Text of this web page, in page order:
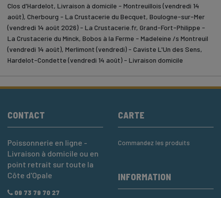
Clos d'Hardelot, Livraison à domicile - Montreuillois (vendredi 14
août), Cherbourg - La Crustacerie du Becquet, Boulogne-sur-Mer
(vendredi 14 août 2026) - La Crustacerie.fr, Grand-Fort-Philippe -
La Crustacerie du Minck, Bobos à la Ferme - Madeleine /s Montreuil
(vendredi 14 août), Merlimont (vendredi) - Caviste L'Un des Sens,
Hardelot-Condette (vendredi 14 août) - Livraison domicile
CONTACT
Poissonnerie en ligne -
Livraison à domicile ou en
point retrait sur toute la
Côte d'Opale
09 73 79 70 27
CARTE
Commandez les produits
INFORMATION